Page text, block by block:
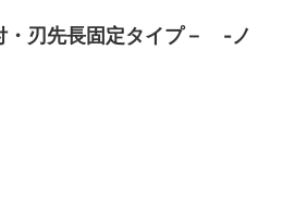
刃先長固定タイプ－　-ノ